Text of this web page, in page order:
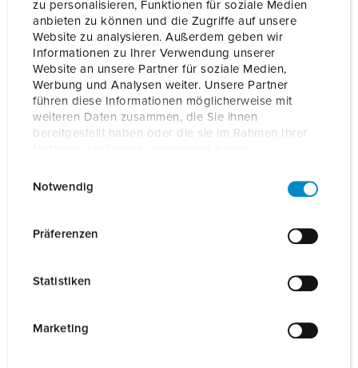
zu personalisieren, Funktionen für soziale Medien
anbieten zu können und die Zugriffe auf unsere
Website zu analysieren. Außerdem geben wir
Informationen zu Ihrer Verwendung unserer
Website an unsere Partner für soziale Medien,
Werbung und Analysen weiter. Unsere Partner
führen diese Informationen möglicherweise mit
weiteren Daten zusammen, die Sie ihnen
bereitgestellt haben oder die sie im Rahmen Ihrer
Notwendig
Präferenzen
Statistiken
Marketing
Ladesysteme Professional
Hier geht's zur Playlist